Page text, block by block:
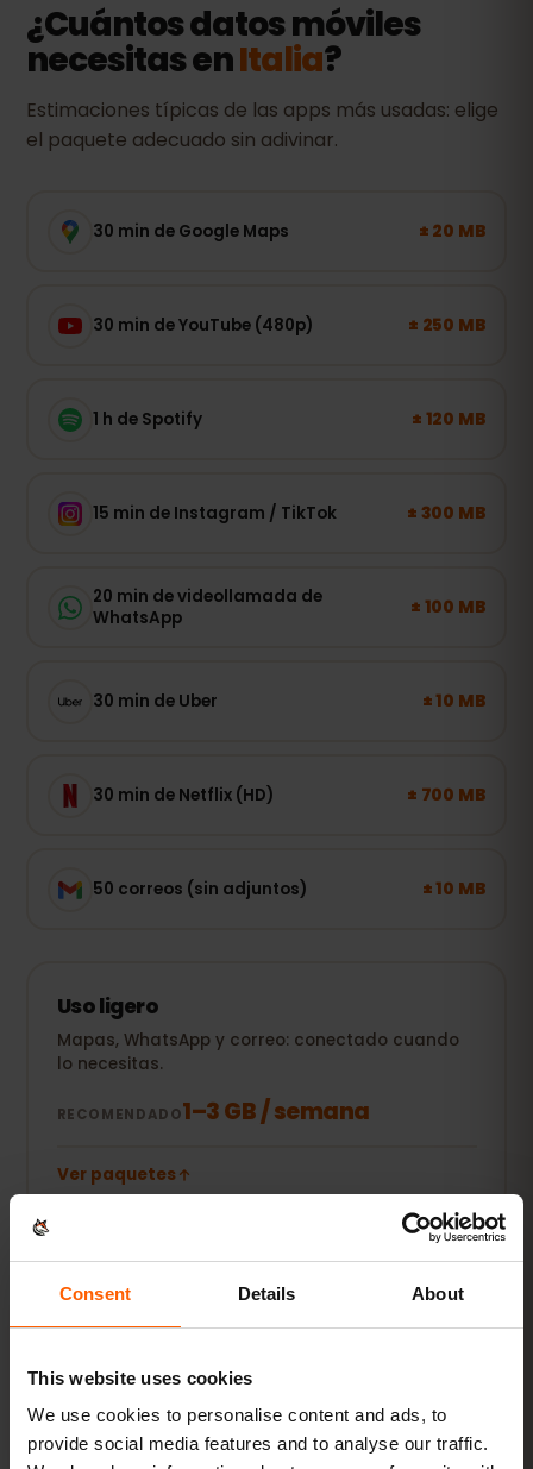
Consent Details About
This website uses cookies
We use cookies to personalise content and ads, to
provide social media features and to analyse our traffic.
¿Cuántos datos móviles
necesitas enItalia?
Estimaciones típicas de las apps más usadas: elige
el paquete adecuado sin adivinar.
30 min de Google Maps ± 20 MB
30 min de YouTube (480p) ± 250 MB
1 h de Spotify ± 120 MB
15 min de Instagram / TikTok ± 300 MB
20 min de videollamada de
WhatsApp
± 100 MB
30 min de Uber ± 10 MB
30 min de Netflix (HD) ± 700 MB
50 correos (sin adjuntos) ± 10 MB
Uso ligero
Mapas, WhatsApp y correo: conectado cuando
lo necesitas.
RECOMENDADO1–3 GB / semana
Ver paquetes
POPULAR
compartir fotos.
RECOMENDADO 5–10 GB / mes
Ver paquetes